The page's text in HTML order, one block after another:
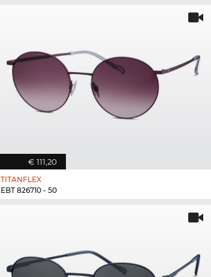
€ 111,20
TITANFLEX
EBT 826710 - 50